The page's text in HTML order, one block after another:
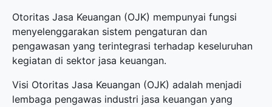
Otoritas Jasa Keuangan (OJK) mempunyai fungsi
menyelenggarakan sistem pengaturan dan
pengawasan yang terintegrasi terhadap keseluruhan
kegiatan di sektor jasa keuangan.
Visi Otoritas Jasa Keuangan (OJK) adalah menjadi
lembaga pengawas industri jasa keuangan yang